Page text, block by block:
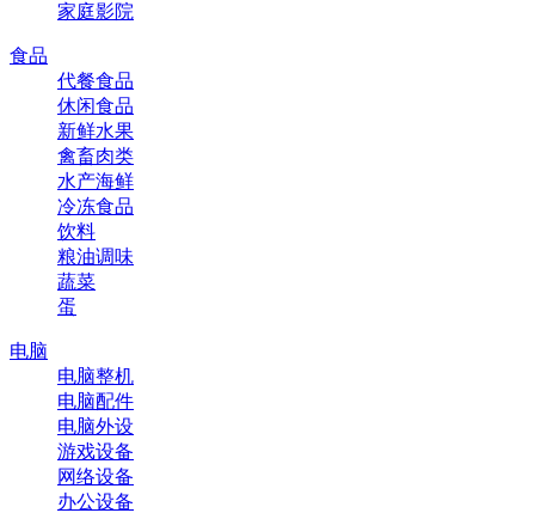
家庭影院
食品
代餐食品
休闲食品
新鲜水果
禽畜肉类
水产海鲜
冷冻食品
饮料
粮油调味
蔬菜
蛋
电脑
电脑整机
电脑配件
电脑外设
游戏设备
网络设备
办公设备